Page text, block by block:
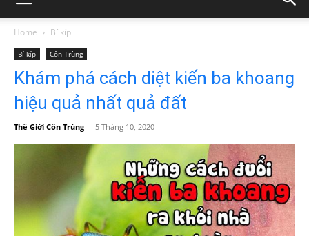
Home Bí kíp
Bí kíp Côn Trùng
Khám phá cách diệt kiến ba khoang
hiệu quả nhất quả đất
Thế Giới Côn Trùng - 5 Tháng 10, 2020